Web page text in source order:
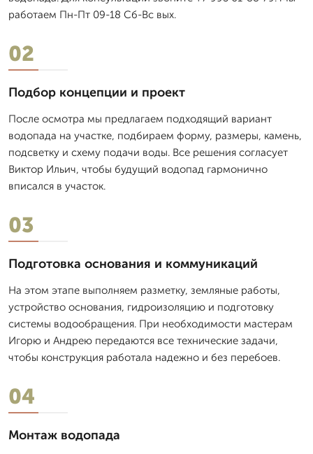
работаем Пн-Пт 09-18 Сб-Вс вых.
02
Подбор концепции и проект
После осмотра мы предлагаем подходящий вариант
водопада на участке, подбираем форму, размеры, камень,
подсветку и схему подачи воды. Все решения согласует
Виктор Ильич, чтобы будущий водопад гармонично
вписался в участок.
03
Подготовка основания и коммуникаций
На этом этапе выполняем разметку, земляные работы,
устройство основания, гидроизоляцию и подготовку
системы водообращения. При необходимости мастерам
Игорю и Андрею передаются все технические задачи,
чтобы конструкция работала надежно и без перебоев.
04
Монтаж водопада